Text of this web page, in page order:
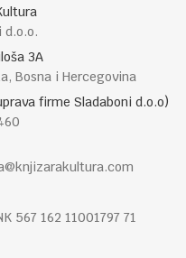
d.o.o.
3A
Bosna i Hercegovina
firme Sladaboni d.o.o)
567 162 11001797 71